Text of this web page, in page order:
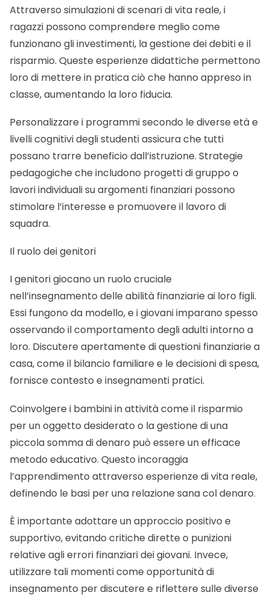
Attraverso simulazioni di scenari di vita reale, i
ragazzi possono comprendere meglio come
funzionano gli investimenti, la gestione dei debiti e il
risparmio. Queste esperienze didattiche permettono
loro di mettere in pratica ciò che hanno appreso in
classe, aumentando la loro fiducia.
Personalizzare i programmi secondo le diverse età e
livelli cognitivi degli studenti assicura che tutti
possano trarre beneficio dall’istruzione. Strategie
pedagogiche che includono progetti di gruppo o
lavori individuali su argomenti finanziari possono
stimolare l’interesse e promuovere il lavoro di
squadra.
Il ruolo dei genitori
I genitori giocano un ruolo cruciale
nell’insegnamento delle abilità finanziarie ai loro figli.
Essi fungono da modello, e i giovani imparano spesso
osservando il comportamento degli adulti intorno a
loro. Discutere apertamente di questioni finanziarie a
casa, come il bilancio familiare e le decisioni di spesa,
fornisce contesto e insegnamenti pratici.
Coinvolgere i bambini in attività come il risparmio
per un oggetto desiderato o la gestione di una
piccola somma di denaro può essere un efficace
metodo educativo. Questo incoraggia
l’apprendimento attraverso esperienze di vita reale,
definendo le basi per una relazione sana col denaro.
È importante adottare un approccio positivo e
supportivo, evitando critiche dirette o punizioni
relative agli errori finanziari dei giovani. Invece,
utilizzare tali momenti come opportunità di
insegnamento per discutere e riflettere sulle diverse